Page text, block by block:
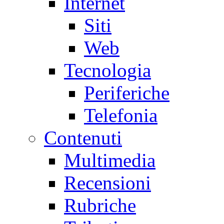
Siti
Web
Tecnologia
Periferiche
Telefonia
Contenuti
Multimedia
Recensioni
Rubriche